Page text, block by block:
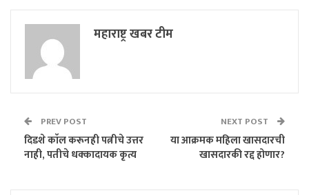
महाराष्ट्र खबर टीम
PREV POST
दिडशे काॅल करूनही पत्नीचे उत्तर
नाही, पतीचे धक्कादायक कृत्य
NEXT POST
या आक्रमक महिला खासदारची
खासदारकी रद्द होणार?